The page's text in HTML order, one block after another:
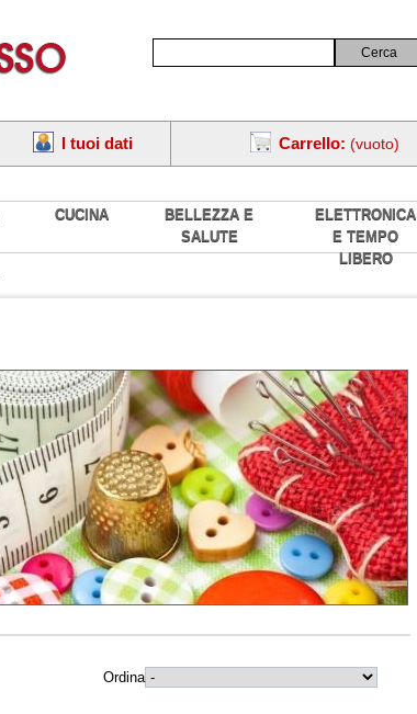
CUCINA
BELLEZZA E
SALUTE
ELETTRONICA
E TEMPO
LIBERO
Carrello: (vuoto)
I tuoi dati
Ordina